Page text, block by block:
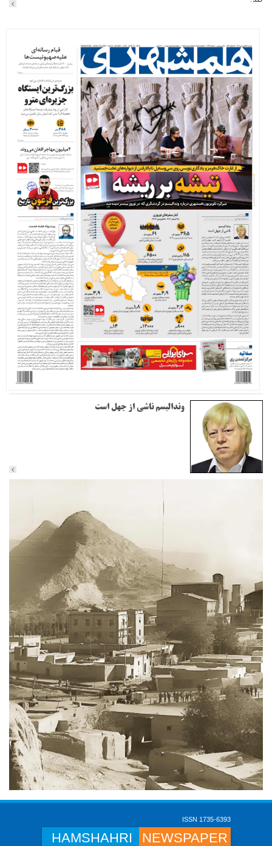
وندالیسم ناشی از جهل است
ISSN 1735-6393
HAMSHAHRI NEWSPAPER